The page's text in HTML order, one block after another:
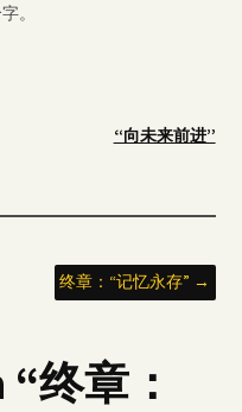
。
“向未来前进”
终章：“记忆永存” →
“终章：